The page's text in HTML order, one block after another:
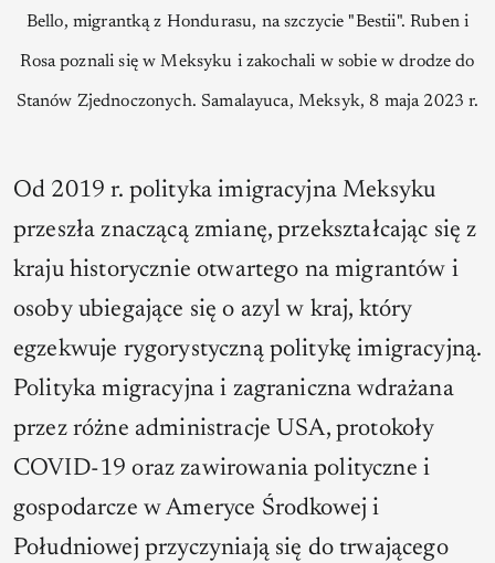
Bello, migrantką z Hondurasu, na szczycie "Bestii". Ruben i
Rosa poznali się w Meksyku i zakochali w sobie w drodze do
Stanów Zjednoczonych. Samalayuca, Meksyk, 8 maja 2023 r.
Od 2019 r. polityka imigracyjna Meksyku
przeszła znaczącą zmianę, przekształcając się z
kraju historycznie otwartego na migrantów i
osoby ubiegające się o azyl w kraj, który
egzekwuje rygorystyczną politykę imigracyjną.
Polityka migracyjna i zagraniczna wdrażana
przez różne administracje USA, protokoły
COVID-19 oraz zawirowania polityczne i
gospodarcze w Ameryce Środkowej i
Południowej przyczyniają się do trwającego